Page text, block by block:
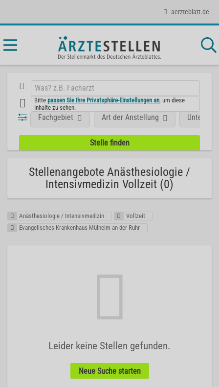
aerzteblatt.de
Bittepassen Sie Ihre Privatsphäre-Einstellungen an , um diese
Inhalte zu sehen.
Fachgebiet Art der Anstellung
Stellenangebote Anästhesiologie /
Intensivmedizin Vollzeit (0)
Anästhesiologie / Intensivmedizin
Vollzeit
Evangelisches Krankenhaus Mülheim an der Ruhr
Leider keine Stellen gefunden.
Neue Suche starten